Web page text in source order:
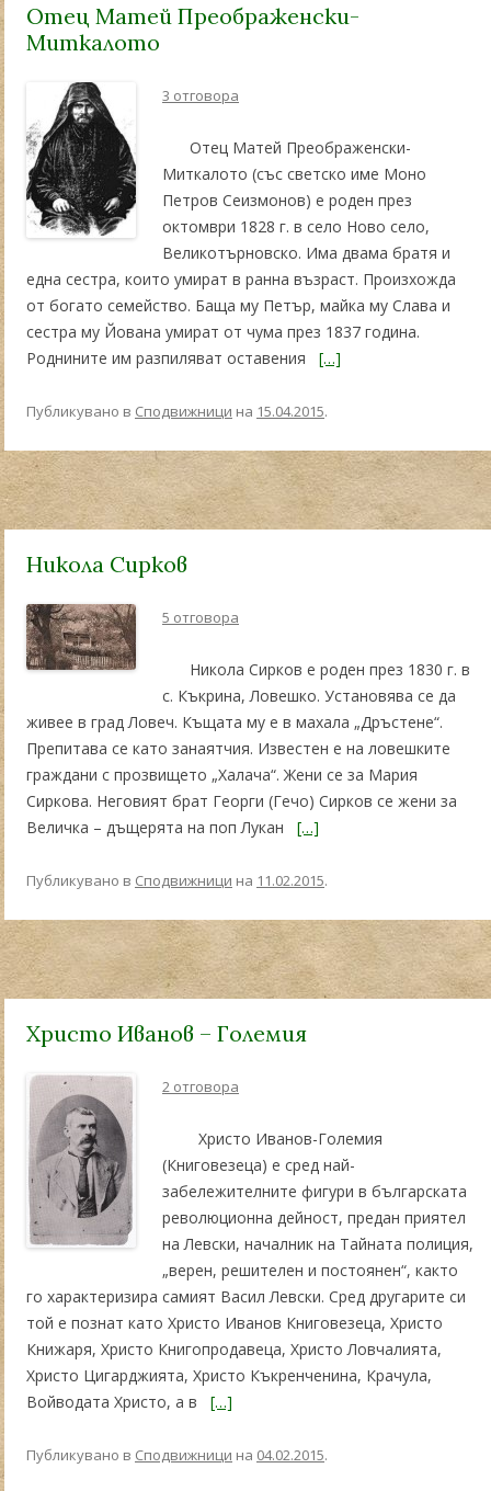
Отец Матей Преображенски-
Миткалото
3 отговора
Отец Матей Преображенски-
Миткалото (със светско име Моно
Петров Сеизмонов) е роден през
октомври 1828 г. в село Ново село,
Великотърновско. Има двама братя и
една сестра, които умират в ранна възраст. Произхожда
от богато семейство. Баща му Петър, майка му Слава и
сестра му Йована умират от чума през 1837 година.
Роднините им разпиляват оставения […]
Публикувано в Сподвижници на 15.04.2015.
Никола Сирков
5 отговора
Никола Сирков е роден през 1830 г. в
с. Къкрина, Ловешко. Установява се да
живее в град Ловеч. Къщата му е в махала „Дръстене“.
Препитава се като занаятчия. Известен е на ловешките
граждани с прозвището „Халача“. Жени се за Мария
Сиркова. Неговият брат Георги (Гечо) Сирков се жени за
Величка – дъщерята на поп Лукан […]
Публикувано в Сподвижници на 11.02.2015.
Христо Иванов – Големия
2 отговора
Христо Иванов-Големия
(Книговезеца) е сред най-
забележителните фигури в българската
революционна дейност, предан приятел
на Левски, началник на Тайната полиция,
„верен, решителен и постоянен“, както
го характеризира самият Васил Левски. Сред другарите си
той е познат като Христо Иванов Книговезеца, Христо
Книжаря, Христо Книгопродавеца, Христо Ловчалията,
Христо Цигарджията, Христо Къкренченина, Крачула,
Войводата Христо, а в […]
Публикувано в Сподвижници на 04.02.2015.